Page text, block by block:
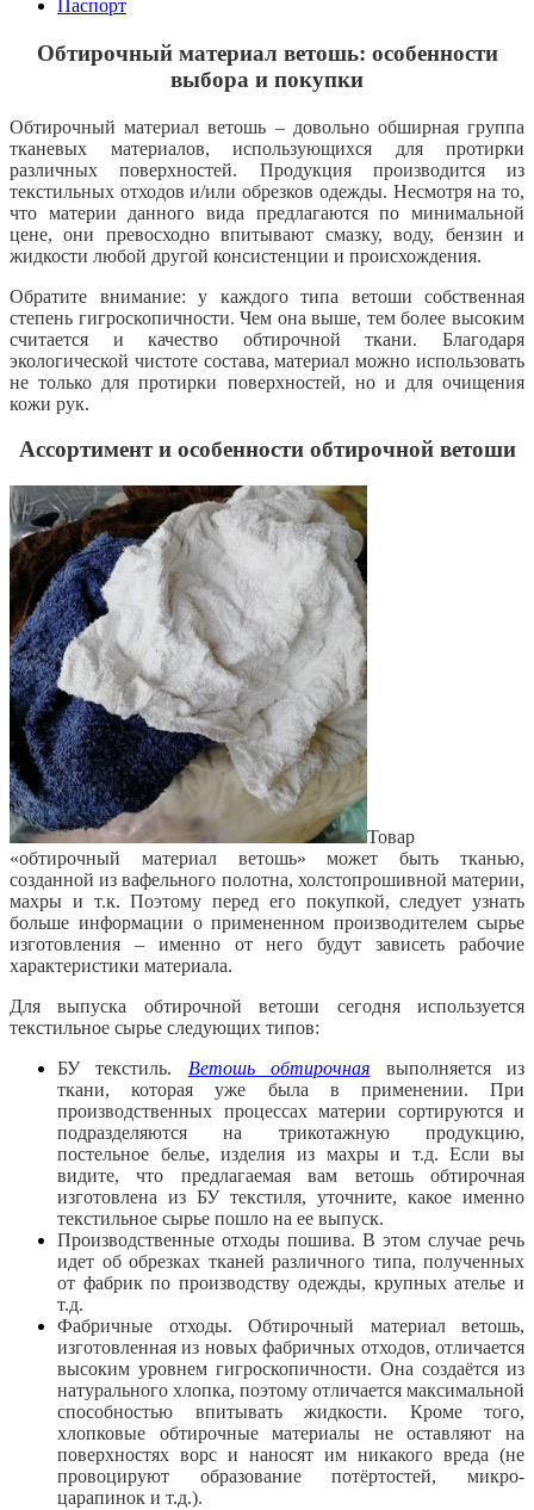
Паспорт
Обтирочный материал ветошь: особенности
выбора и покупки
Обтирочный материал ветошь – довольно обширная группа
тканевых материалов, использующихся для протирки
различных поверхностей. Продукция производится из
текстильных отходов и/или обрезков одежды. Несмотря на то,
что материи данного вида предлагаются по минимальной
цене, они превосходно впитывают смазку, воду, бензин и
жидкости любой другой консистенции и происхождения.
Обратите внимание: у каждого типа ветоши собственная
степень гигроскопичности. Чем она выше, тем более высоким
считается и качество обтирочной ткани. Благодаря
экологической чистоте состава, материал можно использовать
не только для протирки поверхностей, но и для очищения
кожи рук.
Ассортимент и особенности обтирочной ветоши
Товар
«обтирочный материал ветошь» может быть тканью,
созданной из вафельного полотна, холстопрошивной материи,
махры и т.к. Поэтому перед его покупкой, следует узнать
больше информации о примененном производителем сырье
изготовления – именно от него будут зависеть рабочие
характеристики материала.
Для выпуска обтирочной ветоши сегодня используется
текстильное сырье следующих типов:
БУ текстиль. Ветошь обтирочная выполняется из
ткани, которая уже была в применении. При
производственных процессах материи сортируются и
подразделяются на трикотажную продукцию,
постельное белье, изделия из махры и т.д. Если вы
видите, что предлагаемая вам ветошь обтирочная
изготовлена из БУ текстиля, уточните, какое именно
текстильное сырье пошло на ее выпуск.
Производственные отходы пошива. В этом случае речь
идет об обрезках тканей различного типа, полученных
от фабрик по производству одежды, крупных ателье и
т.д.
Фабричные отходы. Обтирочный материал ветошь,
изготовленная из новых фабричных отходов, отличается
высоким уровнем гигроскопичности. Она создаётся из
натурального хлопка, поэтому отличается максимальной
способностью впитывать жидкости. Кроме того,
хлопковые обтирочные материалы не оставляют на
поверхностях ворс и наносят им никакого вреда (не
провоцируют образование потёртостей, микро-
царапинок и т.д.).